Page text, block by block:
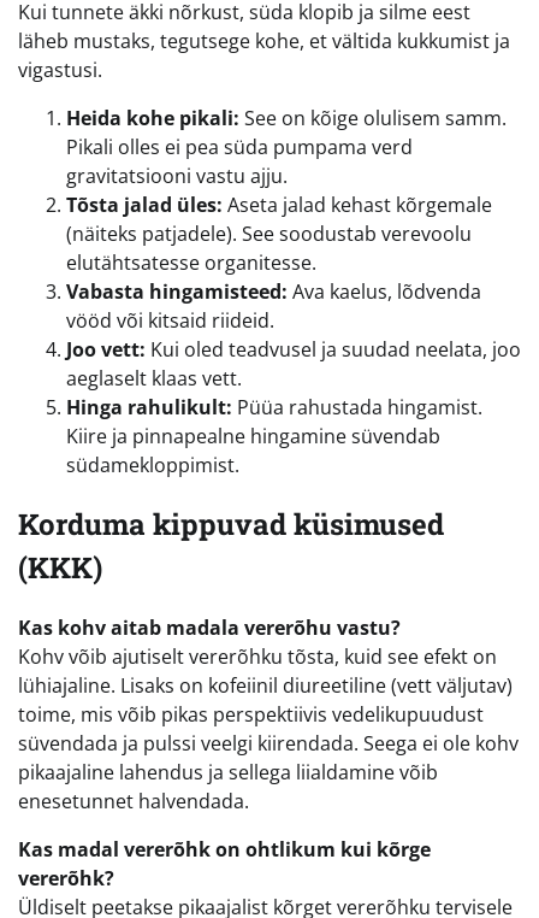
Kui tunnete äkki nõrkust, süda klopib ja silme eest
läheb mustaks, tegutsege kohe, et vältida kukkumist ja
vigastusi.
Heida kohe pikali: See on kõige olulisem samm.
Pikali olles ei pea süda pumpama verd
gravitatsiooni vastu ajju.
Tõsta jalad üles: Aseta jalad kehast kõrgemale
(näiteks patjadele). See soodustab verevoolu
elutähtsatesse organitesse.
Vabasta hingamisteed: Ava kaelus, lõdvenda
vööd või kitsaid riideid.
Joo vett: Kui oled teadvusel ja suudad neelata, joo
aeglaselt klaas vett.
Hinga rahulikult: Püüa rahustada hingamist.
Kiire ja pinnapealne hingamine süvendab
südamekloppimist.
Korduma kippuvad küsimused
(KKK)
Kas kohv aitab madala vererõhu vastu?
Kohv võib ajutiselt vererõhku tõsta, kuid see efekt on
lühiajaline. Lisaks on kofeiinil diureetiline (vett väljutav)
toime, mis võib pikas perspektiivis vedelikupuudust
süvendada ja pulssi veelgi kiirendada. Seega ei ole kohv
pikaajaline lahendus ja sellega liialdamine võib
enesetunnet halvendada.
Kas madal vererõhk on ohtlikum kui kõrge
vererõhk?
Üldiselt peetakse pikaajalist kõrget vererõhku tervisele